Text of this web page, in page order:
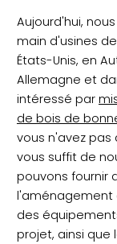
Aujourd'hui,
main d'usines
États-Unis, en
Allemagne et
intéressé par
de bois de
vous n'avez pas
vous suffit de
pouvons fournir
l'aménagement
des
projet, ainsi que